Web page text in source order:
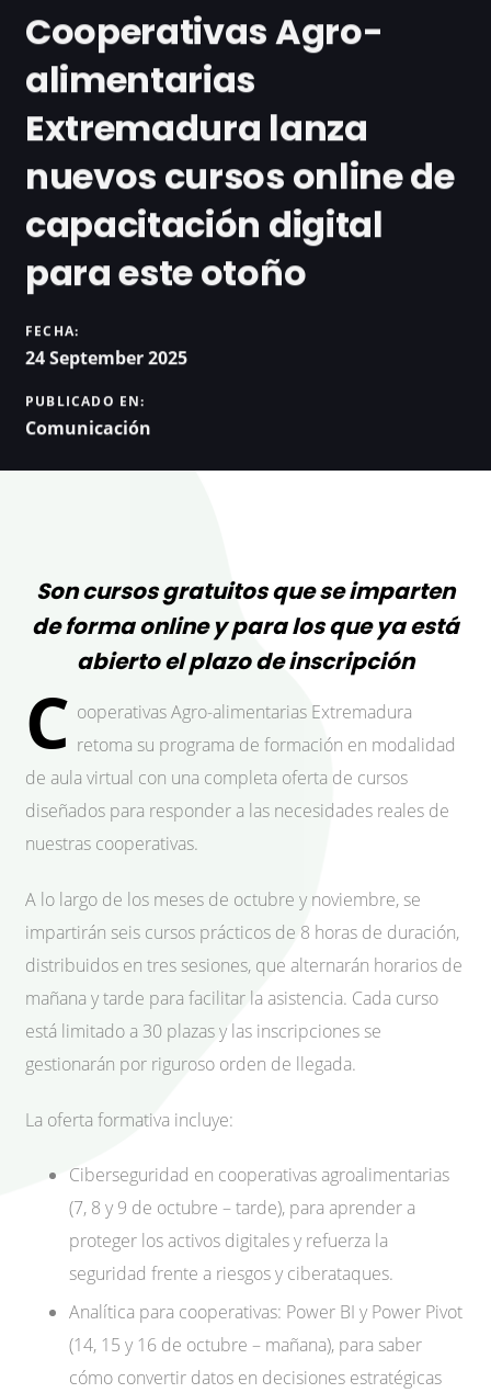
Cooperativas Agro-
alimentarias
Extremadura lanza
nuevos cursos online de
capacitación digital
para este otoño
FECHA:
24 September 2025
PUBLICADO EN:
Comunicación
Son cursos gratuitos que se imparten
de forma online y para los que ya está
abierto el plazo de inscripción
C ooperativas Agro-alimentarias Extremadura
retoma su programa de formación en modalidad
de aula virtual con una completa oferta de cursos
diseñados para responder a las necesidades reales de
nuestras cooperativas.
A lo largo de los meses de octubre y noviembre, se
impartirán seis cursos prácticos de 8 horas de duración,
distribuidos en tres sesiones, que alternarán horarios de
mañana y tarde para facilitar la asistencia. Cada curso
está limitado a 30 plazas y las inscripciones se
gestionarán por riguroso orden de llegada.
La oferta formativa incluye:
Ciberseguridad en cooperativas agroalimentarias
(7, 8 y 9 de octubre – tarde), para aprender a
proteger los activos digitales y refuerza la
seguridad frente a riesgos y ciberataques.
Analítica para cooperativas: Power BI y Power Pivot
(14, 15 y 16 de octubre – mañana), para saber
cómo convertir datos en decisiones estratégicas